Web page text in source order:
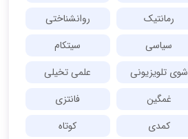
رمانتیک
روانشناختی
سیاسی
سیتکام
شوی تلویزیونی
علمی تخیلی
غمگین
فانتزی
کمدی
کوتاه